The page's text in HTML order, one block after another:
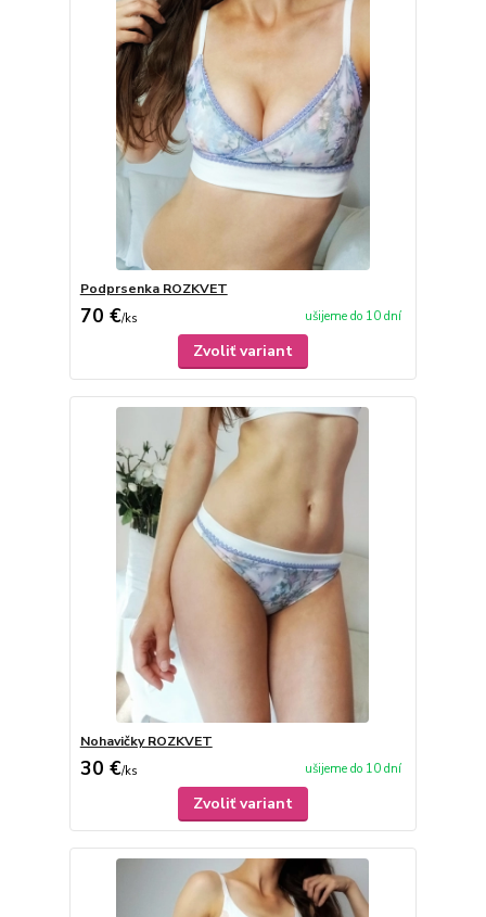
Podprsenka ROZKVET
70 €/ks ušijeme do 10 dní
Zvoliť variant
Nohavičky ROZKVET
30 €/ks ušijeme do 10 dní
Zvoliť variant